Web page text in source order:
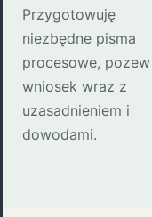
Przygotowuję
niezbędne pisma
procesowe,
wniosek wraz z
uzasadnieniem i
dowodami.